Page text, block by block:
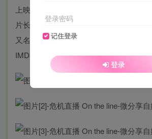
上映日期: 2022-11-03(俄罗斯)
片长: 104分钟
又名: 绝命陷阱（台）
IMDb: tt14824590
登录密码
记住登录
登录